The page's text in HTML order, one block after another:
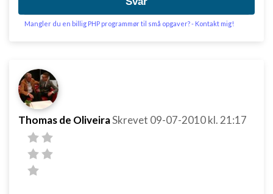
Mangler du en billig PHP programmør til små opgaver? - Kontakt mig!
Thomas de OliveiraSkrevet 09-07-2010kl. 21:17